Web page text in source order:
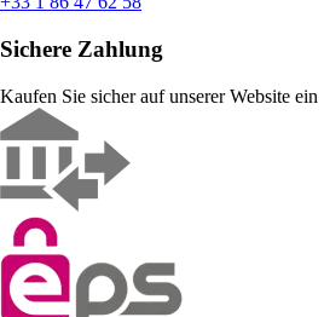
Sichere Zahlung
Kaufen Sie sicher auf unserer Website ein